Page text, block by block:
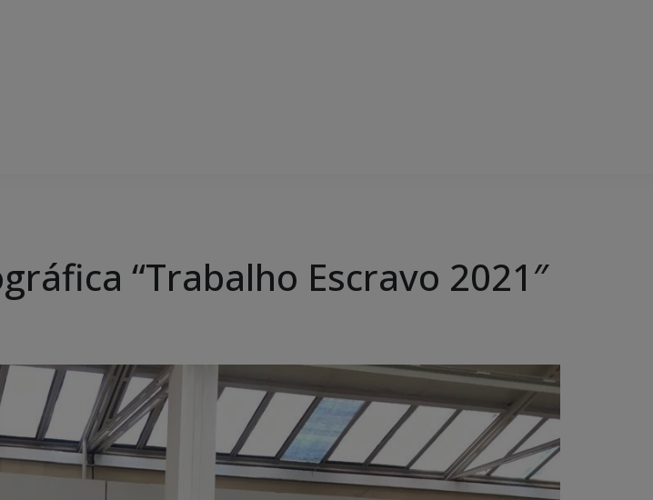
“Trabalho Escravo 2021″